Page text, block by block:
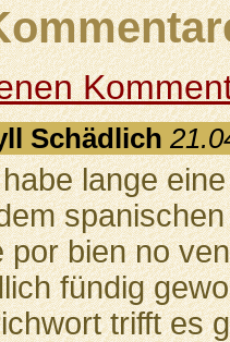
Schädlich
lange
por bien no
fündig
trifft es